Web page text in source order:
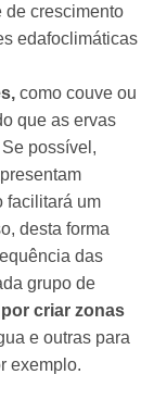
de crescimento
edafoclimáticas
como couve ou
que as ervas
possível,
facilitará um
desta forma
das
grupo de
criar zonas
e outras para
exemplo.